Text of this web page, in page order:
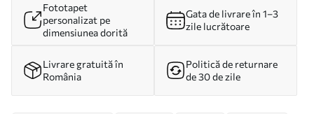
Fototapet
personalizat pe
dimensiunea dorită
Gata de livrare în 1–3
zile lucrătoare
Livrare gratuită în
România
Politică de returnare
de 30 de zile